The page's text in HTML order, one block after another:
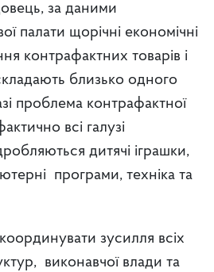
за даними
палати щорічні економічні
контрафактних товарів і
близько одного
проблема контрафактної
всі галузі
дитячі іграшки,
програми, техніка та
зусилля всіх
виконавчої влади та